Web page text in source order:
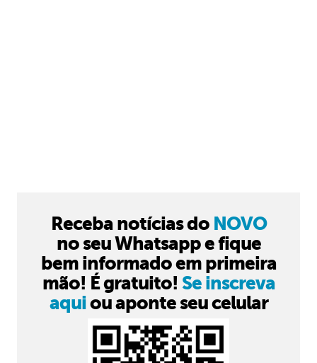
Receba notícias do NOVO
no seu Whatsapp e fique
bem informado em primeira
mão! É gratuito! Se inscreva
aquiou aponte seu celular